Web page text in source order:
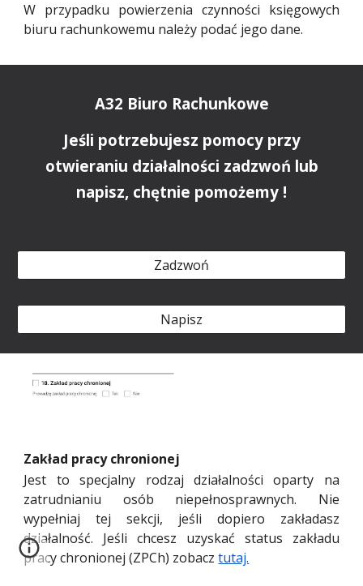
W przypadku powierzenia czynności księgowych
biuru rachunkowemu należy podać jego dane.
A32 Biuro Rachunkowe
Jeśli potrzebujesz pomocy przy
otwieraniu działalności zadzwoń lub
napisz, chętnie pomożemy !
Zadzwoń
Napisz
Zakład pracy chronionej
Jest to specjalny rodzaj działalności oparty na
zatrudnianiu osób niepełnosprawnych. Nie
wypełniaj tej sekcji, jeśli dopiero zakładasz
działalność. Jeśli chcesz uzyskać status zakładu
pracy chronionej (ZPCh) zobacztutaj.